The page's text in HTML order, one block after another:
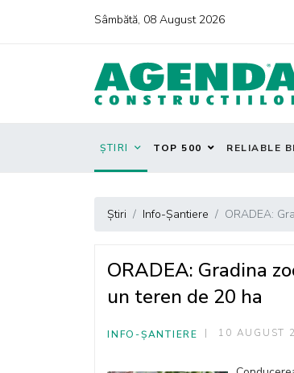
Sâmbătă, 08 August 2026
ȘTIRI TOP 500 RELIABLE
Știri Info-Șantiere ORADEA:
ORADEA: Gradina
un teren de 20 ha
INFO-ȘANTIERE 10 AUGUST